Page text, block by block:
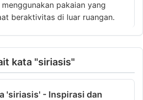
pakaian yang
beraktivitas di luar ruangan.
kata "siriasis"
'siriasis' - Inspirasi dan